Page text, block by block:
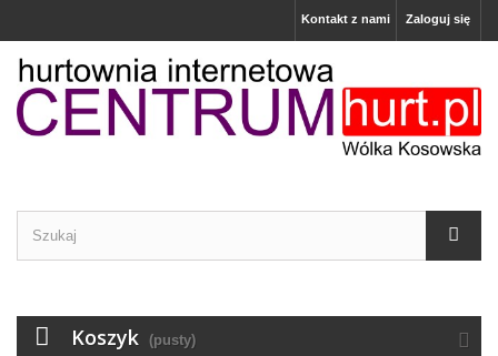
Zaloguj się
Kontakt z nami
Koszyk (pusty)